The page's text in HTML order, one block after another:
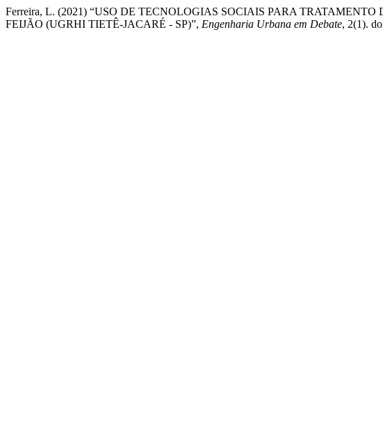
Ferreira, L. (2021) “USO DE TECNOLOGIAS SOCIAIS PARA
FEIJÃO (UGRHI TIETÊ-JACARÉ - SP)”, Engenharia Urbana em Debate, 2(1).